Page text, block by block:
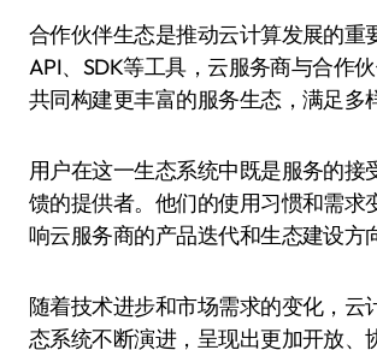
合作伙伴生态是推动云计算发展的重
API、SDK等工具，云服务商与合作
共同构建更丰富的服务生态，满足多
用户在这一生态系统中既是服务的接
馈的提供者。他们的使用习惯和需求
响云服务商的产品迭代和生态建设方
随着技术进步和市场需求的变化，云
态系统不断演进，呈现出更加开放、